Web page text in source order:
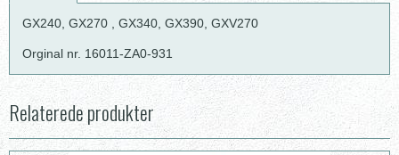
GX240, GX270 , GX340, GX390, GXV270
Orginal nr. 16011-ZA0-931
Relaterede produkter